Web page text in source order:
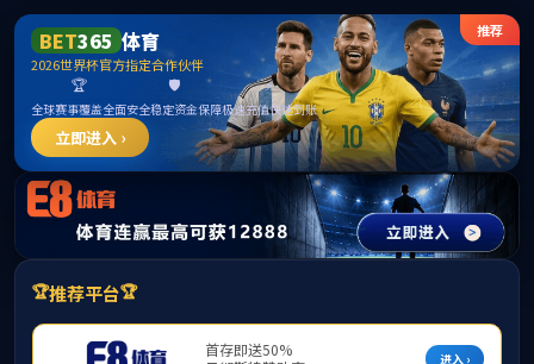
中国·必威(bw·西汉姆联)有限公司-Official
website